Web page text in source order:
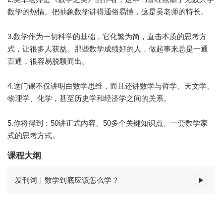
数学的热情。把抽象数学讲得通俗易懂，这是吴老师的特长。
3.数学作为一切科学的基础，它化繁为简，直击本质的思考方
式，让很多人获益。那些数学成绩好的人，做起事来总是一通
百通，很容易脱颖而出。
4.这门课不仅讲明白数学思维，而且还讲数学与哲学、天文学、
物理学、化学，甚至历史学和经济学之间的关系。
5.你将得到：50讲正式内容、50多个关键知识点、一套数学家
式的思考方式。
课程大纲
发刊词｜数学到底应该怎么学？